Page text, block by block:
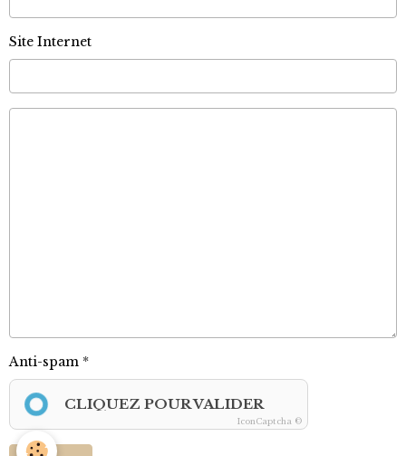
Site Internet
Anti-spam
CLIQUEZ POUR VALIDER
IconCaptcha ©